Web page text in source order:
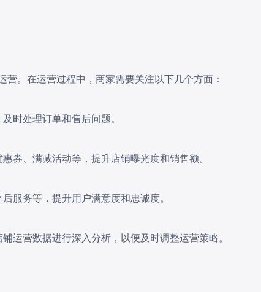
。在运营过程中，商家需要关注以下几个方面：
时处理订单和售后问题。
券、满减活动等，提升店铺曝光度和销售额。
服务等，提升用户满意度和忠诚度。
运营数据进行深入分析，以便及时调整运营策略。